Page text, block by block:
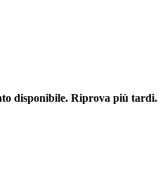
disponibile. Riprova più tardi.